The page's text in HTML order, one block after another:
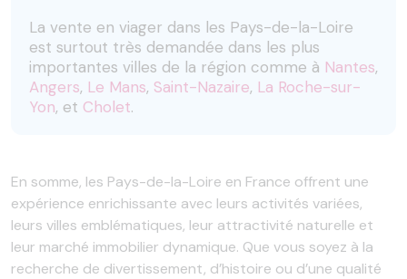
La vente en viager dans les Pays-de-la-Loire
est surtout très demandée dans les plus
importantes villes de la région comme à Nantes,
Angers, Le Mans, Saint-Nazaire, La Roche-sur-
Yon, et Cholet.
En somme, les Pays-de-la-Loire en France offrent une
expérience enrichissante avec leurs activités variées,
leurs villes emblématiques, leur attractivité naturelle et
leur marché immobilier dynamique. Que vous soyez à la
recherche de divertissement, d’histoire ou d’une qualité